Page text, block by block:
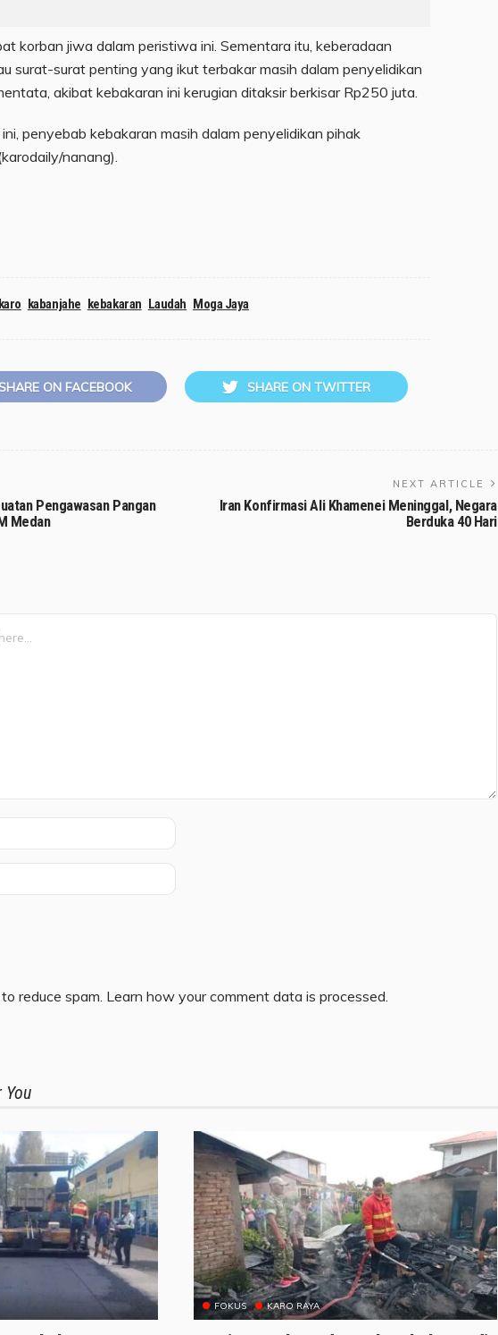
korban jiwa dalam peristiwa ini. Sementara itu, keberadaan
surat-surat penting yang ikut terbakar masih dalam penyelidikan
akibat kebakaran ini kerugian ditaksir berkisar Rp250 juta.
penyebab kebakaran masih dalam penyelidikan pihak
nanang).
kabanjahe kebakaran Laudah Moga Jaya
ON FACEBOOK SHARE ON TWITTER
Pengawasan Pangan
Medan
NEXT ARTICLE
Iran Konfirmasi Ali Khamenei Meninggal, Negara
Berduka 40 Hari
reduce spam. Learn how your comment data is processed.
You
FOKUS KARO RAYA